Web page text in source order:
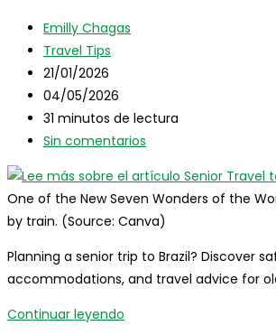
Complete
Travelers
Autor
de
la
entrada:
Emilly Chagas
Categoría
de
la
entrada:
Travel Tips
Publicación
de
la
entrada:
21/01/2026
Última
modificación
de
entrada:
04/05/2026
Tiempo
de
31 minutos de lectura
Comentarios
la
entrada:
Sin comentarios
One of the New Seven Wonders of the
by train. (Source: Canva)
Planning a senior trip to Brazil? Discover
accommodations, and travel advice for
Continuar leyendo